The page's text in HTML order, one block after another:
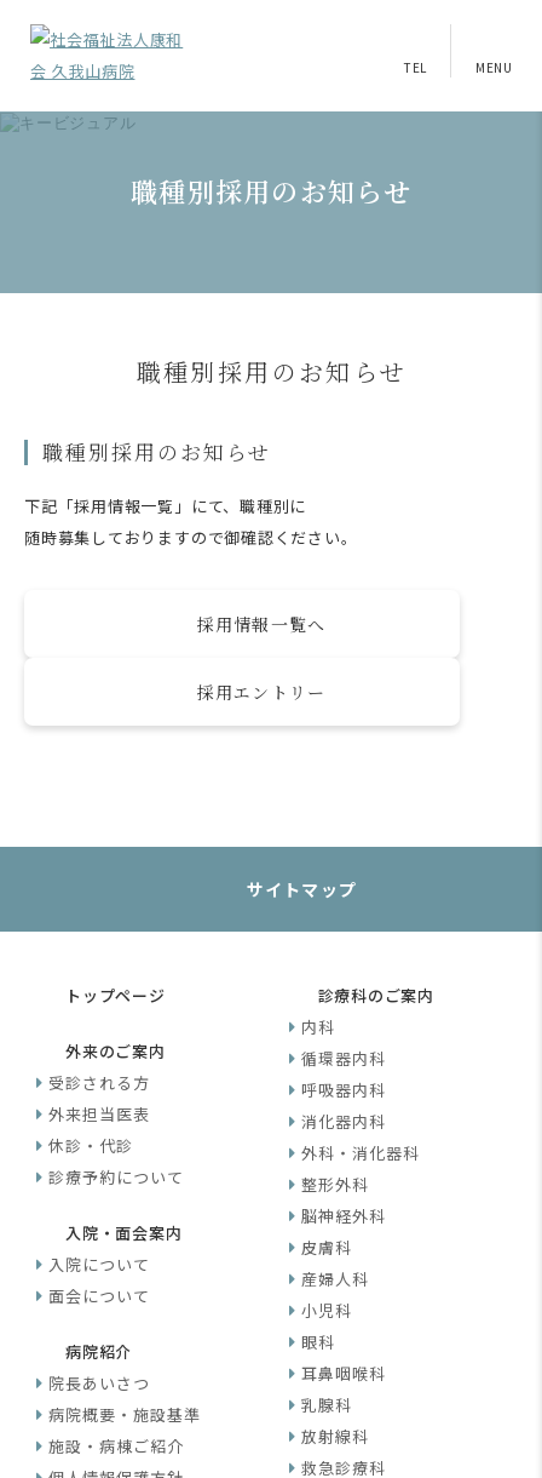
TEL MENU
職種別採用のお知らせ
職種別採用のお知らせ
職種別採用のお知らせ
下記「採用情報一覧」にて、職種別に
随時募集しておりますので御確認ください。
採用情報一覧へ
採用エントリー
サイトマップ
トップページ
外来のご案内
受診される方
外来担当医表
休診・代診
診療予約について
入院・面会案内
入院について
面会について
病院紹介
院長あいさつ
病院概要・施設基準
施設・病棟ご紹介
診療科のご案内
内科
循環器内科
呼吸器内科
消化器内科
外科・消化器科
整形外科
脳神経外科
皮膚科
産婦人科
小児科
眼科
耳鼻咽喉科
乳腺科
放射線科
救急診療科